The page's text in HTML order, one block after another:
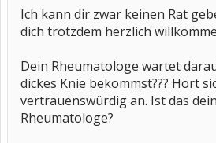
Ich kann dir zwar keinen Rat
dich trotzdem herzlich
Dein Rheumatologe wartet
dickes Knie bekommst??? Hört
vertrauenswürdig an. Ist das
Rheumatologe?